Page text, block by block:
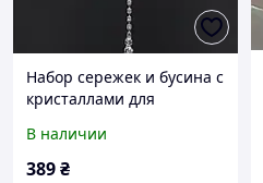
Набор сережек и бусина с
кристаллами для
подвесное ожерелье с
кисточками в наличии
В наличии
389₴